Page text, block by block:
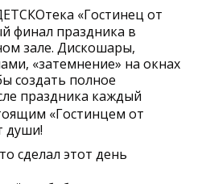
«Гостинец от
финал праздника в
зале. Дискошары,
«затемнение» на окнах
создать полное
праздника каждый
«Гостинцем от
души!
сделал этот день